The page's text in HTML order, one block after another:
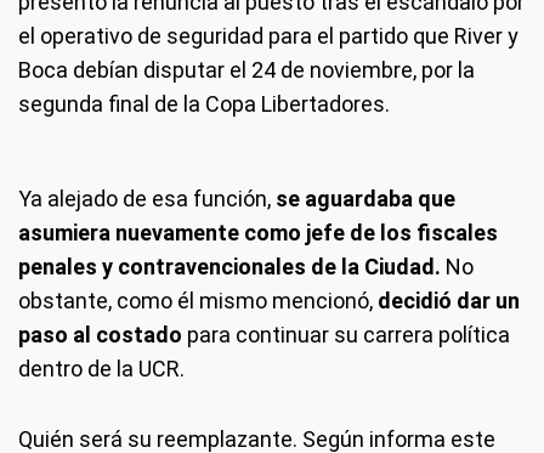
el operativo de seguridad para el partido que River y
Boca debían disputar el 24 de noviembre, por la
segunda final de la Copa Libertadores.
Ya alejado de esa función, se aguardaba que
asumiera nuevamente como jefe de los fiscales
penales y contravencionales de la Ciudad. No
obstante, como él mismo mencionó, decidió dar un
paso al costado para continuar su carrera política
dentro de la UCR.
Quién será su reemplazante. Según informa este